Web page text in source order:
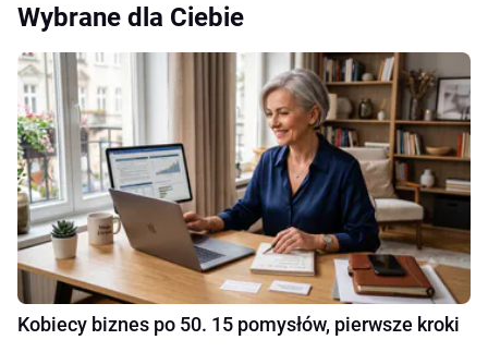
Wybrane dla Ciebie
Kobiecy biznes po 50. 15 pomysłów, pierwsze kroki